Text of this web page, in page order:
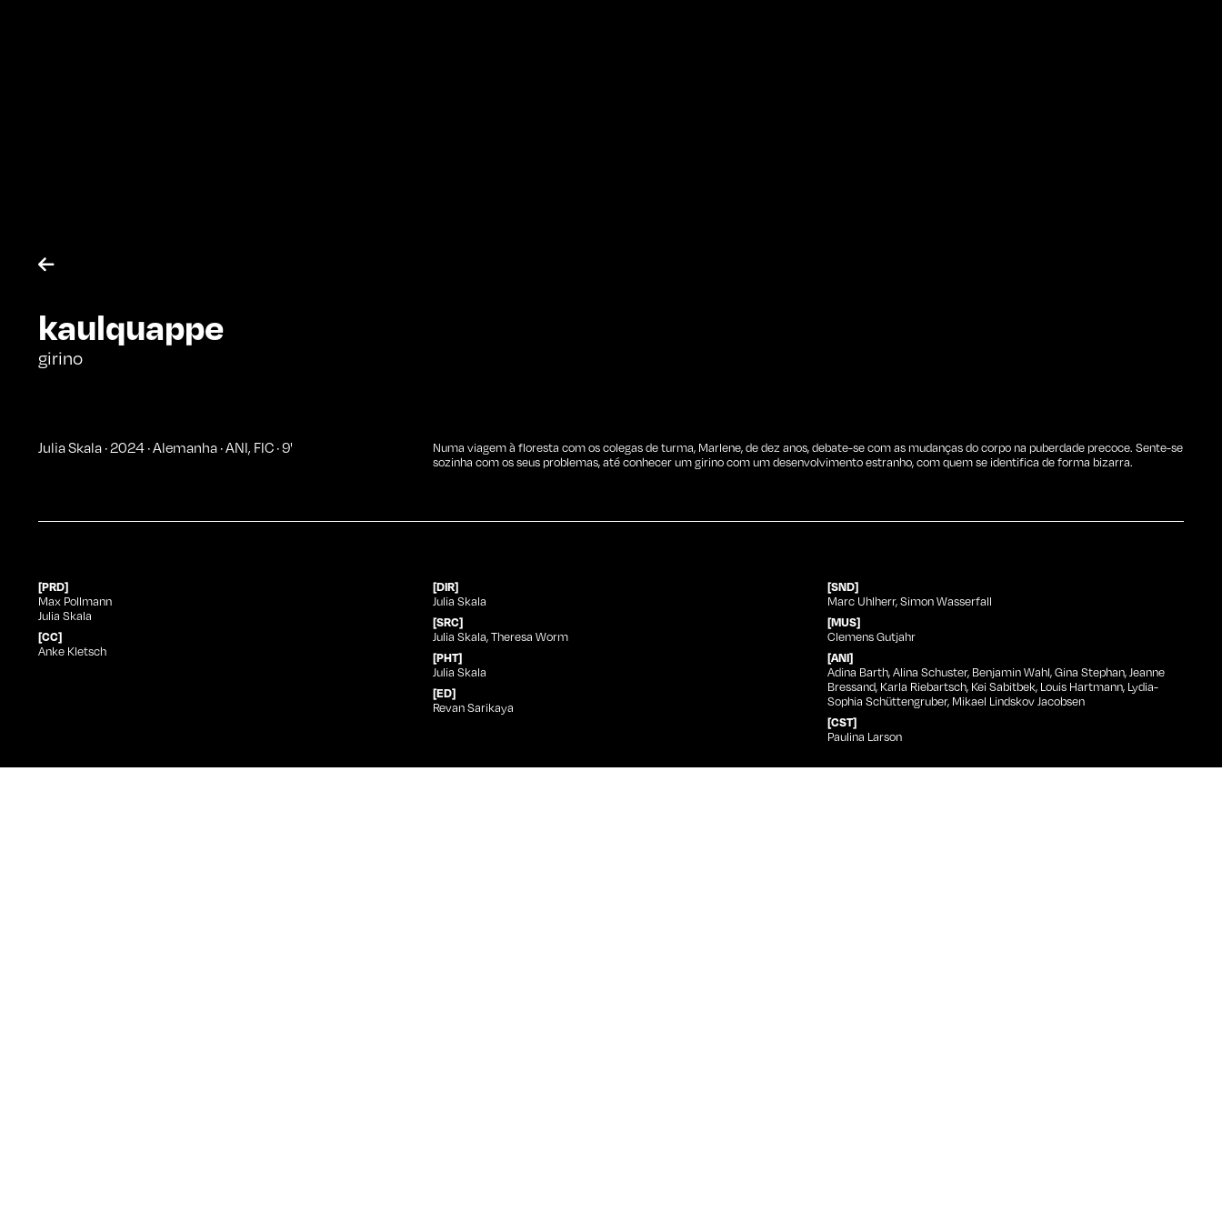

kaulquappe
girino
Julia Skala ·2024 ·Alemanha ·ANI, FIC ·9'
Numa viagem à floresta com os colegas de turma, Marlene, de dez anos, debate-se com as mudanças do corpo na puberdade precoce. Sente-se
sozinha com os seus problemas, até conhecer um girino com um desenvolvimento estranho, com quem se identifica de forma bizarra.
[PRD]
Max Pollmann
Julia Skala
[CC]
Anke Kletsch
[DIR]
Julia Skala
[SRC]
Julia Skala, Theresa Worm
[PHT]
Julia Skala
[ED]
Revan Sarikaya
[SND]
Marc Uhlherr, Simon Wasserfall
[MUS]
Clemens Gutjahr
[ANI]
Adina Barth, Alina Schuster, Benjamin Wahl, Gina Stephan, Jeanne
Bressand, Karla Riebartsch, Kei Sabitbek, Louis Hartmann, Lydia-
Sophia Schüttengruber, Mikael Lindskov Jacobsen
[CST]
Paulina Larson